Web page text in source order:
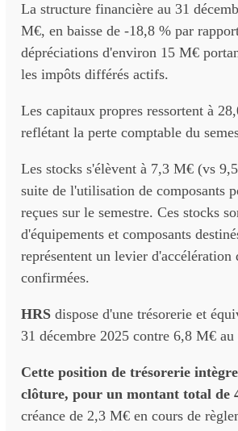
La structure financière au 31
M€, en baisse de -18,8 % par
dépréciations d'environ 15 M€
les impôts différés actifs.
Les capitaux propres ressortent à
reflétant la perte comptable du
Les stocks s'élèvent à 7,3 M€ (vs
suite de l'utilisation de composants
reçues sur le semestre. Ces stocks
d'équipements et composants
représentent un levier
confirmées.
HRS dispose d'une trésorerie et
31 décembre 2025 contre 6,8 M€
Cette position de trésorerie
clôture, pour un montant total de
créance de 2,3 M€ en cours de